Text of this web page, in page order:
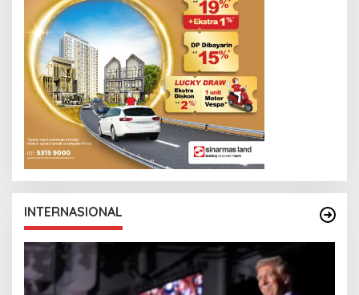
N
K
INTERNASIONAL